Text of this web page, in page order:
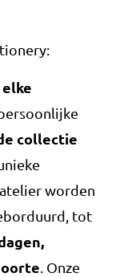
collectie
worden
tot
. Onze